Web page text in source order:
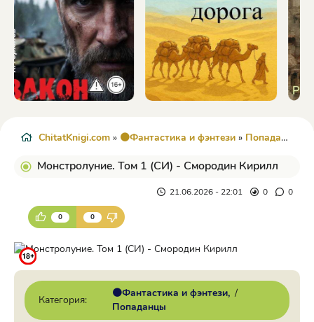
ChitatKnigi.com » 🟠Фантастика и фэнтези » Попаданцы
Монстролуние. Том 1 (СИ) - Смородин Кирилл
21.06.2026 - 22:01 0 0
0 0
Категория:
🟠Фантастика и фэнтези /
Попаданцы